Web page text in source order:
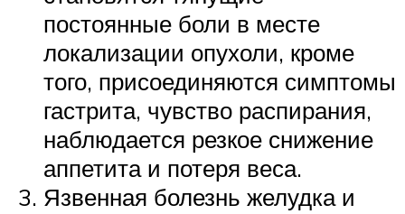
постоянные боли в месте
локализации опухоли, кроме
того, присоединяются симптомы
гастрита, чувство распирания,
наблюдается резкое снижение
аппетита и потеря веса.
Язвенная болезнь желудка и